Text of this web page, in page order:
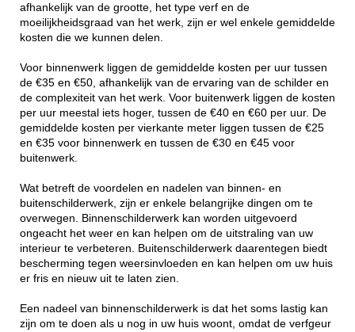
afhankelijk van de grootte, het type verf en de
moeilijkheidsgraad van het werk, zijn er wel enkele gemiddelde
kosten die we kunnen delen.
Voor binnenwerk liggen de gemiddelde kosten per uur tussen
de €35 en €50, afhankelijk van de ervaring van de schilder en
de complexiteit van het werk. Voor buitenwerk liggen de kosten
per uur meestal iets hoger, tussen de €40 en €60 per uur. De
gemiddelde kosten per vierkante meter liggen tussen de €25
en €35 voor binnenwerk en tussen de €30 en €45 voor
buitenwerk.
Wat betreft de voordelen en nadelen van binnen- en
buitenschilderwerk, zijn er enkele belangrijke dingen om te
overwegen. Binnenschilderwerk kan worden uitgevoerd
ongeacht het weer en kan helpen om de uitstraling van uw
interieur te verbeteren. Buitenschilderwerk daarentegen biedt
bescherming tegen weersinvloeden en kan helpen om uw huis
er fris en nieuw uit te laten zien.
Een nadeel van binnenschilderwerk is dat het soms lastig kan
zijn om te doen als u nog in uw huis woont, omdat de verfgeur